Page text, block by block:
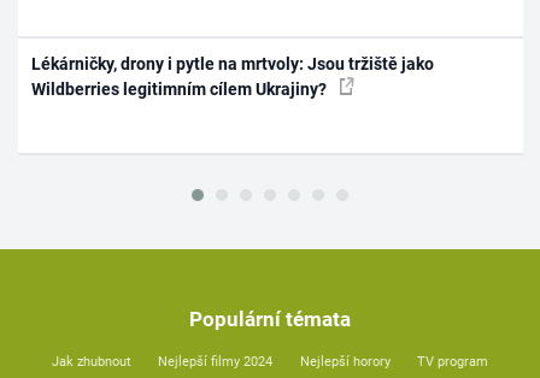
Lékárničky, drony i pytle na mrtvoly: Jsou tržiště jako
Wildberries legitimním cílem Ukrajiny?
Populární témata
Jak zhubnout Nejlepší filmy 2024 Nejlepší horory TV program